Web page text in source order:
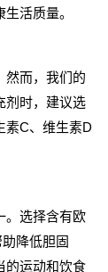
活质量。
然而，我们的
剂时，建议选
素C、维生素D
。选择含有欧
降低胆固
的运动和饮食